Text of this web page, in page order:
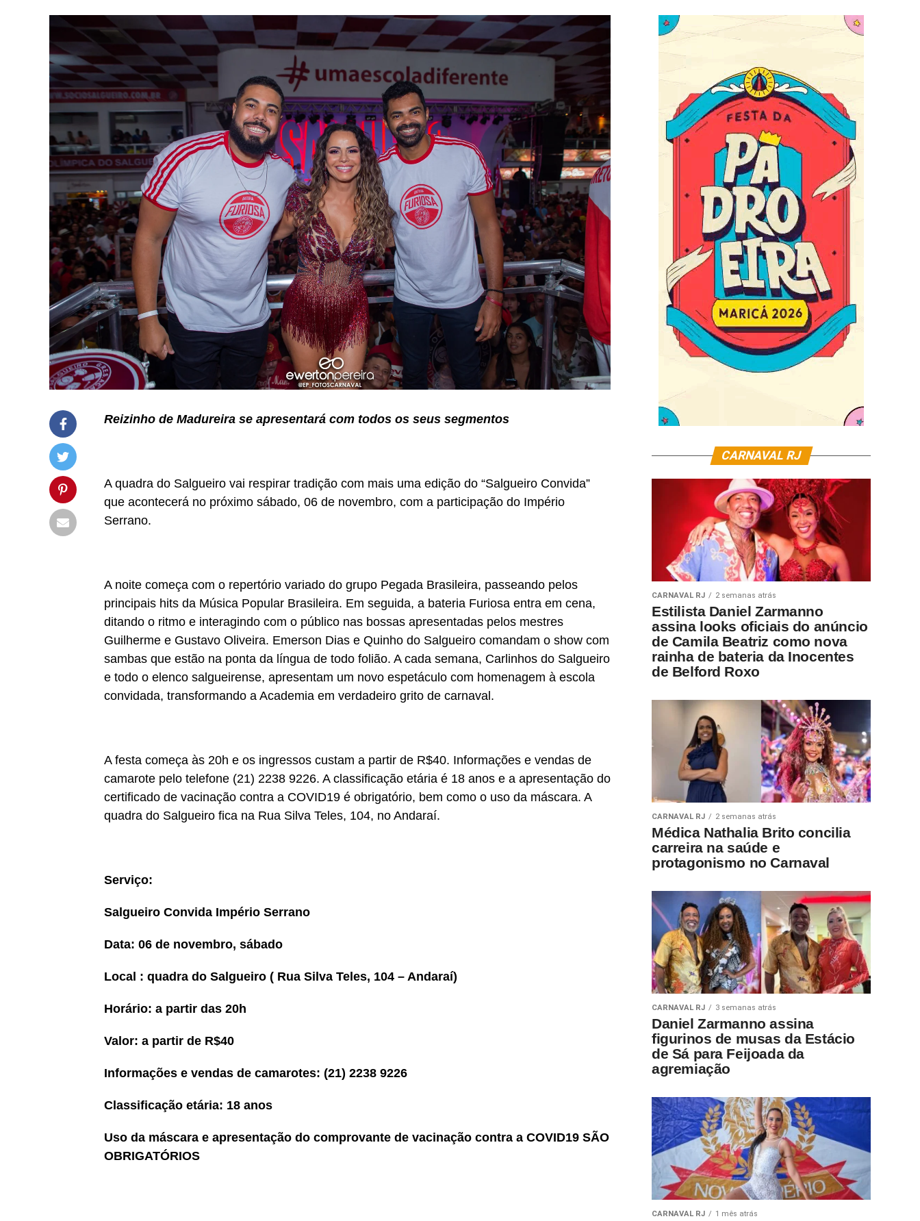
Reizinho de Madureira se apresentará com todos os seus segmentos
A quadra do Salgueiro vai respirar tradição com mais uma edição do “Salgueiro Convida”
que acontecerá no próximo sábado, 06 de novembro, com a participação do Império
Serrano.
A noite começa com o repertório variado do grupo Pegada Brasileira, passeando pelos
principais hits da Música Popular Brasileira. Em seguida, a bateria Furiosa entra em cena,
ditando o ritmo e interagindo com o público nas bossas apresentadas pelos mestres
Guilherme e Gustavo Oliveira. Emerson Dias e Quinho do Salgueiro comandam o show com
sambas que estão na ponta da língua de todo folião. A cada semana, Carlinhos do Salgueiro
e todo o elenco salgueirense, apresentam um novo espetáculo com homenagem à escola
convidada, transformando a Academia em verdadeiro grito de carnaval.
A festa começa às 20h e os ingressos custam a partir de R$40. Informações e vendas de
camarote pelo telefone (21) 2238 9226. A classificação etária é 18 anos e a apresentação do
certificado de vacinação contra a COVID19 é obrigatório, bem como o uso da máscara. A
quadra do Salgueiro fica na Rua Silva Teles, 104, no Andaraí.
Serviço:
Salgueiro Convida Império Serrano
Data: 06 de novembro, sábado
Local : quadra do Salgueiro ( Rua Silva Teles, 104 – Andaraí)
Horário: a partir das 20h
Valor: a partir de R$40
Informações e vendas de camarotes: (21) 2238 9226
Classificação etária: 18 anos
Uso da máscara e apresentação do comprovante de vacinação contra a COVID19 SÃO
OBRIGATÓRIOS
CARNAVAL RJ
CARNAVAL RJ 2 semanas atrás
Estilista Daniel Zarmanno
assina looks oficiais do anúncio
de Camila Beatriz como nova
rainha de bateria da Inocentes
de Belford Roxo
CARNAVAL RJ 2 semanas atrás
Médica Nathalia Brito concilia
carreira na saúde e
protagonismo no Carnaval
CARNAVAL RJ 3 semanas atrás
Daniel Zarmanno assina
figurinos de musas da Estácio
de Sá para Feijoada da
agremiação
CARNAVAL RJ 1 mês atrás